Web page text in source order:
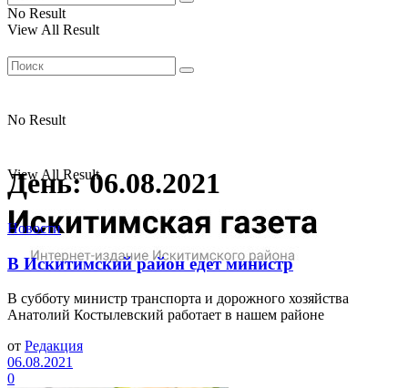
No Result
View All Result
No Result
View All Result
День:06.08.2021
Новости
В Искитимский район едет министр
В субботу министр транспорта и дорожного хозяйства
Анатолий Костылевский работает в нашем районе
от Редакция
06.08.2021
0